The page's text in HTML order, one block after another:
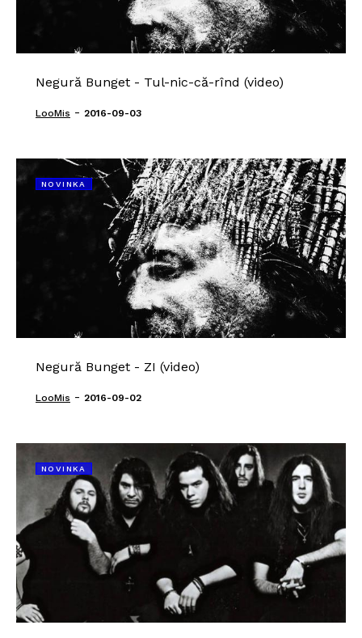
Negură Bunget - Tul-nic-că-rînd (video)
LooMis - 2016-09-03
NOVINKA
Negură Bunget - ZI (video)
LooMis - 2016-09-02
NOVINKA